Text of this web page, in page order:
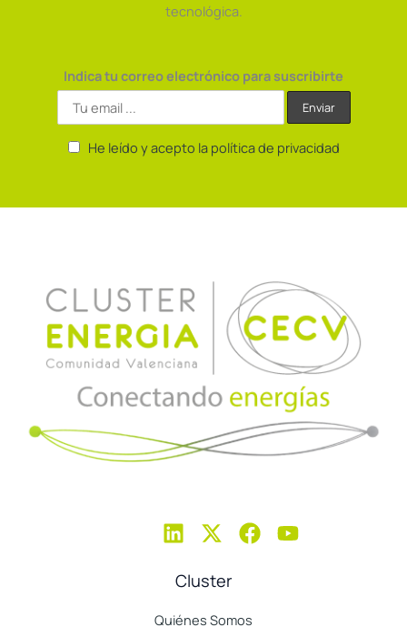
tecnológica.
Indica tu correo electrónico para suscribirte
He leído y acepto la política de privacidad
Cluster
Quiénes Somos